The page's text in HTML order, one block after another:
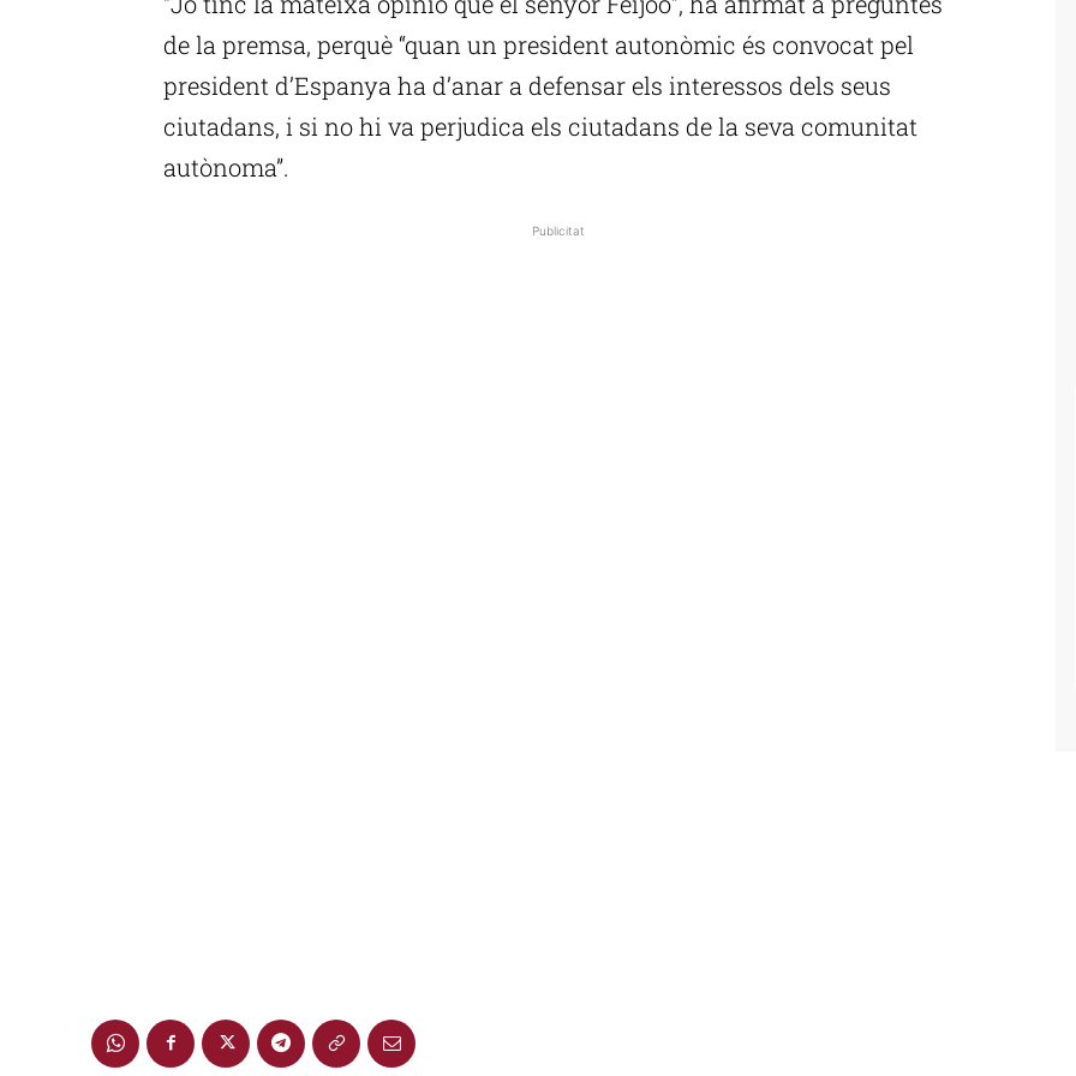
de la premsa, perquè “quan un president autonòmic és convocat pel
president d’Espanya ha d’anar a defensar els interessos dels seus
ciutadans, i si no hi va perjudica els ciutadans de la seva comunitat
autònoma”.
Publicitat